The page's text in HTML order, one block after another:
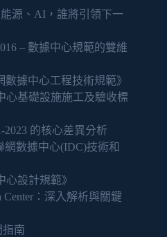
源、AI，誰將引領下一
– 數據中心規範的雙維
數據中心工程技術規範》
心基礎設施施工及驗收標
2023 的核心差異分析
網數據中心(IDC)技術和
心設計規範》
Center：深入解析與關鍵
指南